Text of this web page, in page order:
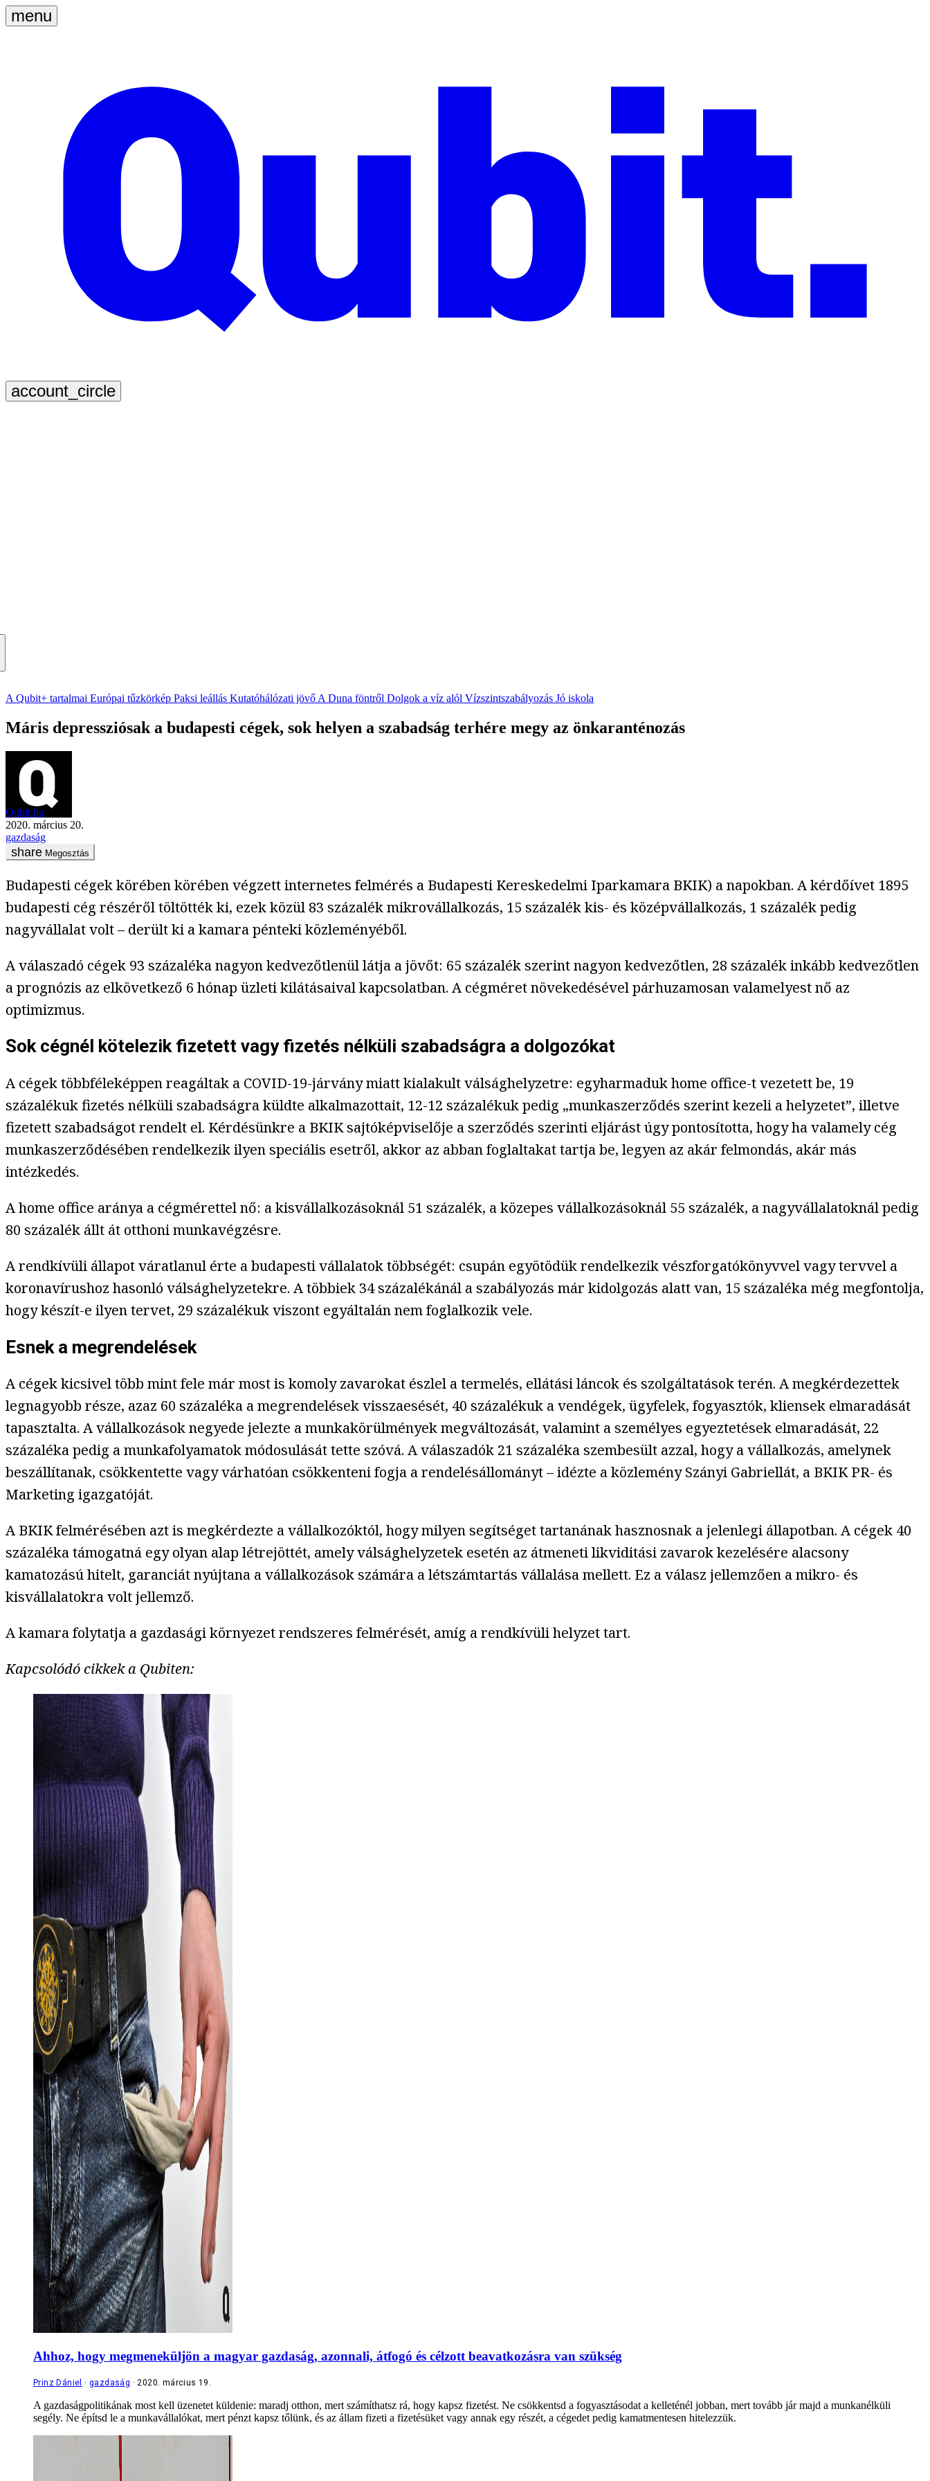
A Qubit+ tartalmai Európai tűzkörkép Paksi leállás Kutatóhálózati jövő A Duna föntről Dolgok a víz alól Vízszintszabályozás Jó iskola
Máris depressziósak a budapesti cégek, sok helyen a szabadság terhére megy az önkaranténozás
Qubit.hu
2020. március 20.
gazdaság
Megosztás
Budapesti cégek körében körében végzett internetes felmérés a Budapesti Kereskedelmi Iparkamara BKIK) a napokban. A kérdőívet 1895
budapesti cég részéről töltötték ki, ezek közül 83 százalék mikrovállalkozás, 15 százalék kis- és középvállalkozás, 1 százalék pedig
nagyvállalat volt – derült ki a kamara pénteki közleményéből.
A válaszadó cégek 93 százaléka nagyon kedvezőtlenül látja a jövőt: 65 százalék szerint nagyon kedvezőtlen, 28 százalék inkább kedvezőtlen
a prognózis az elkövetkező 6 hónap üzleti kilátásaival kapcsolatban. A cégméret növekedésével párhuzamosan valamelyest nő az
optimizmus.
Sok cégnél kötelezik fizetett vagy fizetés nélküli szabadságra a dolgozókat
A cégek többféleképpen reagáltak a COVID-19-járvány miatt kialakult válsághelyzetre: egyharmaduk home office-t vezetett be, 19
százalékuk fizetés nélküli szabadságra küldte alkalmazottait, 12-12 százalékuk pedig „munkaszerződés szerint kezeli a helyzetet”, illetve
fizetett szabadságot rendelt el. Kérdésünkre a BKIK sajtóképviselője a szerződés szerinti eljárást úgy pontosította, hogy ha valamely cég
munkaszerződésében rendelkezik ilyen speciális esetről, akkor az abban foglaltakat tartja be, legyen az akár felmondás, akár más
intézkedés.
A home office aránya a cégmérettel nő: a kisvállalkozásoknál 51 százalék, a közepes vállalkozásoknál 55 százalék, a nagyvállalatoknál pedig
80 százalék állt át otthoni munkavégzésre.
A rendkívüli állapot váratlanul érte a budapesti vállalatok többségét: csupán egyötödük rendelkezik vészforgatókönyvvel vagy tervvel a
koronavírushoz hasonló válsághelyzetekre. A többiek 34 százalékánál a szabályozás már kidolgozás alatt van, 15 százaléka még megfontolja,
hogy készít-e ilyen tervet, 29 százalékuk viszont egyáltalán nem foglalkozik vele.
Esnek a megrendelések
A cégek kicsivel több mint fele már most is komoly zavarokat észlel a termelés, ellátási láncok és szolgáltatások terén. A megkérdezettek
legnagyobb része, azaz 60 százaléka a megrendelések visszaesését, 40 százalékuk a vendégek, ügyfelek, fogyasztók, kliensek elmaradását
tapasztalta. A vállalkozások negyede jelezte a munkakörülmények megváltozását, valamint a személyes egyeztetések elmaradását, 22
százaléka pedig a munkafolyamatok módosulását tette szóvá. A válaszadók 21 százaléka szembesült azzal, hogy a vállalkozás, amelynek
beszállítanak, csökkentette vagy várhatóan csökkenteni fogja a rendelésállományt – idézte a közlemény Szányi Gabriellát, a BKIK PR- és
Marketing igazgatóját.
A BKIK felmérésében azt is megkérdezte a vállalkozóktól, hogy milyen segítséget tartanának hasznosnak a jelenlegi állapotban. A cégek 40
százaléka támogatná egy olyan alap létrejöttét, amely válsághelyzetek esetén az átmeneti likviditási zavarok kezelésére alacsony
kamatozású hitelt, garanciát nyújtana a vállalkozások számára a létszámtartás vállalása mellett. Ez a válasz jellemzően a mikro- és
kisvállalatokra volt jellemző.
A kamara folytatja a gazdasági környezet rendszeres felmérését, amíg a rendkívüli helyzet tart.
Kapcsolódó cikkek a Qubiten:
Ahhoz, hogy megmeneküljön a magyar gazdaság, azonnali, átfogó és célzott beavatkozásra van szükség
Prinz Dániel gazdaság 2020. március 19.
A gazdaságpolitikának most kell üzenetet küldenie: maradj otthon, mert számíthatsz rá, hogy kapsz fizetést. Ne csökkentsd a fogyasztásodat a kelleténél jobban, mert tovább jár majd a munkanélküli
segély. Ne építsd le a munkavállalókat, mert pénzt kapsz tőlünk, és az állam fizeti a fizetésüket vagy annak egy részét, a cégedet pedig kamatmentesen hitelezzük.